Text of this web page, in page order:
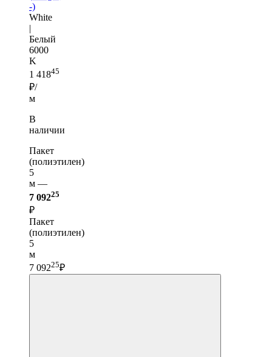
-)
White
|
Белый
6000
K
1 41845
₽/
м
В
наличии
Пакет
(полиэтилен)
5
м —
7 09225
₽
Пакет
(полиэтилен)
5
м
7 09225₽